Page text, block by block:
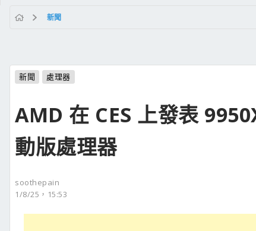
新聞
新聞 處理器
AMD 在 CES 上發表
動版處理器
soothepain
1/8/25，15:53